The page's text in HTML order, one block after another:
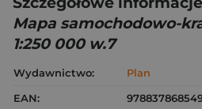
Mapa samochodowo-
1:250 000 w.7
Wydawnictwo:
Plan
EAN: